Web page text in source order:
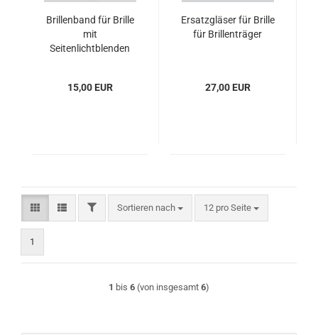
Brillenband für Brille
mit
Seitenlichtblenden
15,00 EUR
Ersatzgläser für Brille
für Brillenträger
27,00 EUR
FILTERSortieren nach
Sortieren nach 12 pro Seite
pro Seite
1
1 bis 6 (von insgesamt 6)